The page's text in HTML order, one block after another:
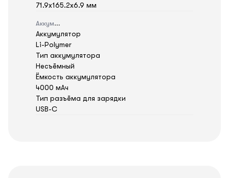
71.9x165.2x6.9 мм
Аккумулятор
Аккумулятор
Li-Polymer
Тип аккумулятора
Несъёмный
Ёмкость аккумулятора
4000 мАч
Тип разъёма для зарядки
USB-C